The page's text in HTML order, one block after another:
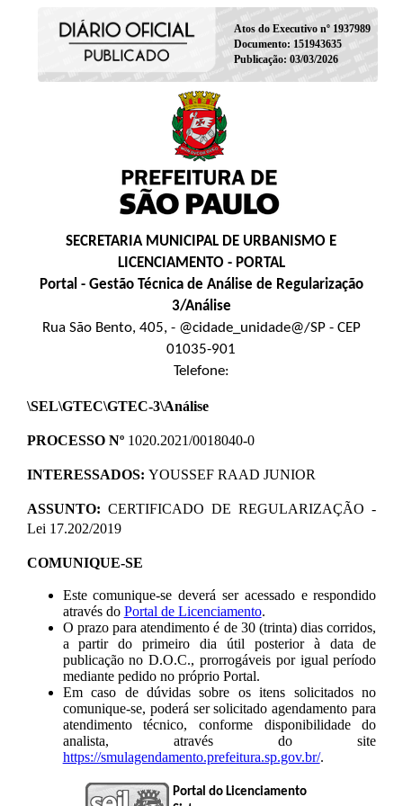
Atos do Executivo nº 1937989
Documento: 151943635
Publicação: 03/03/2026
SECRETARIA MUNICIPAL DE URBANISMO E
LICENCIAMENTO - PORTAL
Portal - Gestão Técnica de Análise de Regularização
3/Análise
Rua São Bento, 405, - @cidade_unidade@/SP - CEP
01035-901
Telefone:
\SEL\GTEC\GTEC-3\Análise
PROCESSO Nº 1020.2021/0018040-0
INTERESSADOS: YOUSSEF RAAD JUNIOR
ASSUNTO: CERTIFICADO DE REGULARIZAÇÃO -
Lei 17.202/2019
COMUNIQUE-SE
Este comunique-se deverá ser acessado e respondido
através do Portal de Licenciamento.
O prazo para atendimento é de 30 (trinta) dias corridos,
a partir do primeiro dia útil posterior à data de
publicação no D.O.C., prorrogáveis por igual período
mediante pedido no próprio Portal.
Em caso de dúvidas sobre os itens solicitados no
comunique-se, poderá ser solicitado agendamento para
atendimento técnico, conforme disponibilidade do
analista, através do site
https://smulagendamento.prefeitura.sp.gov.br/.
Portal do Licenciamento